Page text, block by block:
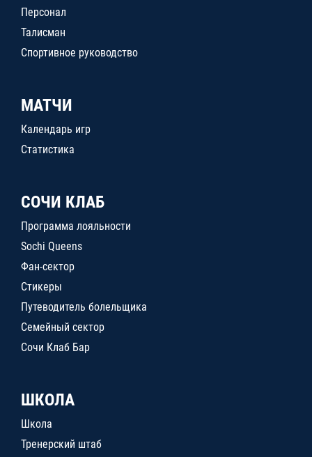
Персонал
Талисман
Спортивное руководство
МАТЧИ
Календарь игр
Статистика
СОЧИ КЛАБ
Программа лояльности
Sochi Queens
Фан-сектор
Стикеры
Путеводитель болельщика
Семейный сектор
Сочи Клаб Бар
ШКОЛА
Школа
Тренерский штаб